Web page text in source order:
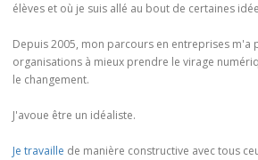
élèves et où je suis allé au bout de certaines
Depuis 2005, mon parcours en entreprises m'a
organisations à mieux prendre le virage
le changement.
J'avoue être un idéaliste.
Je travaille de manière constructive avec tous